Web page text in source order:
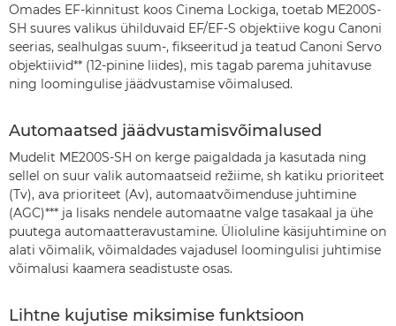
Omades EF-kinnitust koos Cinema Lockiga, toetab ME200S-
SH suures valikus ühilduvaid EF/EF-S objektiive kogu Canoni
seerias, sealhulgas suum-, fikseeritud ja teatud Canoni Servo
objektiivid** (12-pinine liides), mis tagab parema juhitavuse
ning loomingulise jäädvustamise võimalused.
Automaatsed jäädvustamisvõimalused
Mudelit ME200S-SH on kerge paigaldada ja kasutada ning
sellel on suur valik automaatseid režiime, sh katiku prioriteet
(Tv), ava prioriteet (Av), automaatvõimenduse juhtimine
(AGC)*** ja lisaks nendele automaatne valge tasakaal ja ühe
puutega automaatteravustamine. Ülioluline käsijuhtimine on
alati võimalik, võimaldades vajadusel loomingulisi juhtimise
võimalusi kaamera seadistuste osas.
Lihtne kujutise miksimise funktsioon